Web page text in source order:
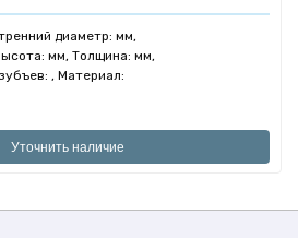
диаметр: мм,
мм, Толщина: мм,
, Материал:
Уточнить наличие